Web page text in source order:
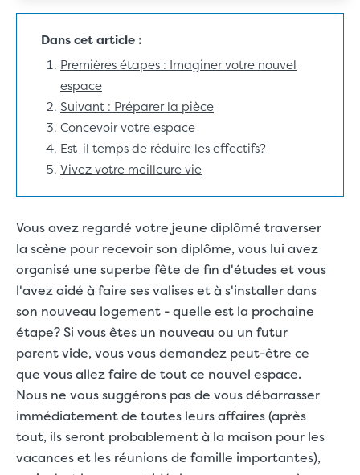
Vous avez regardé votre jeune diplômé traverser
la scène pour recevoir son diplôme, vous lui avez
organisé une superbe fête de fin d'étudeset vous
l'avez aidé à faire ses valises et à s'installer dans
son nouveau logement - quelle est la prochaine
étape? Si vous êtes un nouveau ou un futur
parent vide, vous vous demandez peut-être ce
que vous allez faire de tout ce nouvel espace.
Nous ne vous suggérons pas de vous débarrasser
immédiatement de toutes leurs affaires (après
tout, ils seront probablement à la maison pour les
vacances et les réunions de famille importantes),
Dans cet article :
Premières étapes : Imaginer votre nouvel
espace
Suivant : Préparer la pièce
Concevoir votre espace
Est-il temps de réduire les effectifs?
Vivez votre meilleure vie